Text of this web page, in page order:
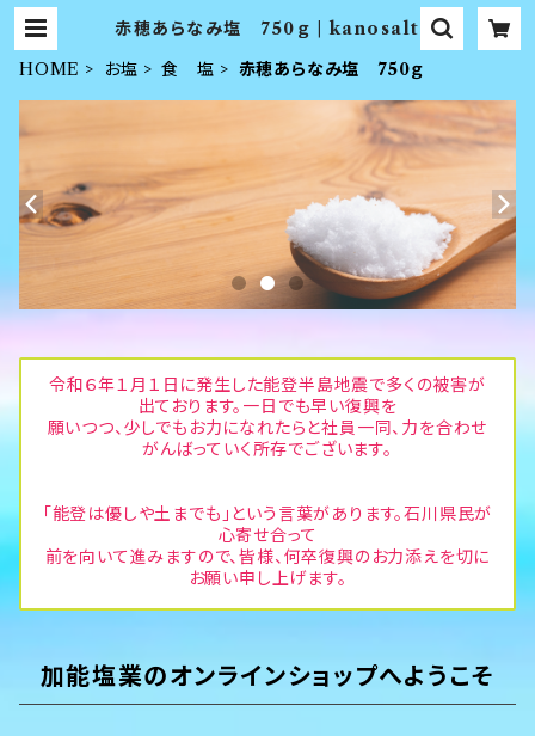
赤穂あらなみ塩 750ｇ | kanosalt
HOME
お塩 食 塩 赤穂あらなみ塩 750ｇ
令和６年１月１日に発生した能登半島地震で多くの被害が
出ております。一日でも早い復興を
願いつつ、少しでもお力になれたらと社員一同、力を合わせ
がんばっていく所存でございます。
「能登は優しや土までも」という言葉があります。石川県民が
心寄せ合って
前を向いて進みますので、皆様、何卒復興のお力添えを切に
お願い申し上げます。
加能塩業のオンラインショップへようこそ